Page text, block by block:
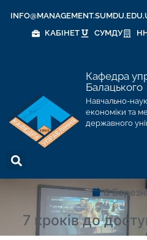
КАБІНЕТ
СУМДУ
Кафедра
Балацького
Навчально-
економіки та
державного
8
7 кроків до